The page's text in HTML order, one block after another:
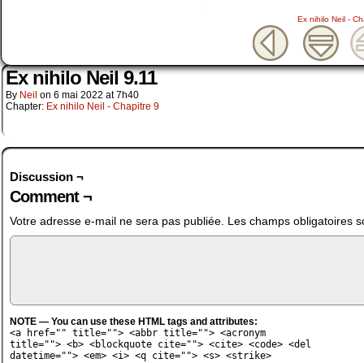
Ex nihilo Neil -
Ex nihilo Neil 9.11
By Neil on 6 mai 2022 at7h40
Chapter: Ex nihilo Neil - Chapitre 9
Discussion ¬
Comment ¬
Votre adresse e-mail ne sera pas publiée. Les champs obligatoires
NOTE — You can use these HTML tags and attributes:
<a href="" title=""> <abbr title=""> <acronym
title=""> <b> <blockquote cite=""> <cite> <code> <del
datetime=""> <em> <i> <q cite=""> <s> <strike>